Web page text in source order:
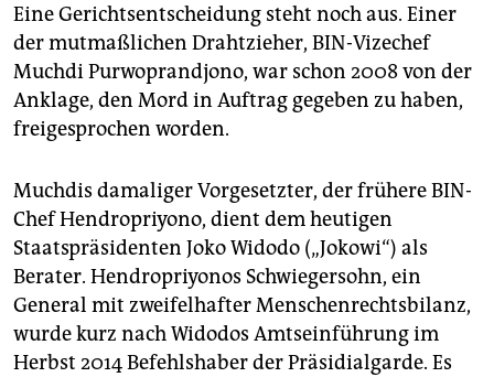
Eine Gerichtsentscheidung steht noch aus. Einer
der mutmaßlichen Drahtzieher, BIN-Vizechef
Muchdi Purwoprandjono, war schon 2008 von der
Anklage, den Mord in Auftrag gegeben zu haben,
freigesprochen worden.
Muchdis damaliger Vorgesetzter, der frühere BIN-
Chef Hendropriyono, dient dem heutigen
Staatspräsidenten Joko Widodo („Jokowi“) als
Berater. Hendropriyonos Schwiegersohn, ein
General mit zweifelhafter Menschenrechtsbilanz,
wurde kurz nach Widodos Amtseinführung im
Herbst 2014 Befehlshaber der Präsidialgarde. Es